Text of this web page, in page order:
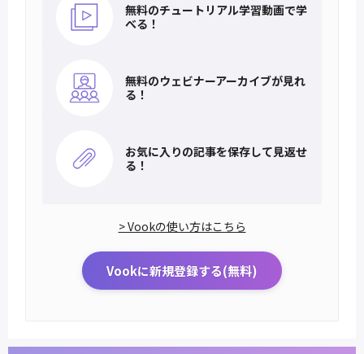
無料のチュートリアル学習動画で学
べる！
無料のウェビナーアーカイブが見れ
る！
お気に入りの記事を保存して見返せ
る！
> Vookの使い方はこちら
Vookに新規登録する(無料)